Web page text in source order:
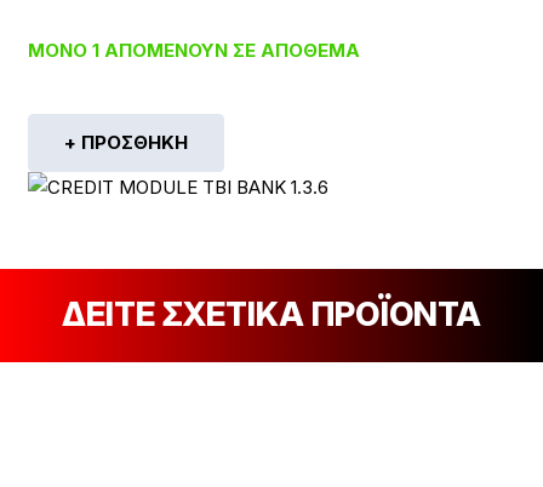
ΜΌΝΟ 1 ΑΠΟΜΈΝΟΥΝ ΣΕ ΑΠΌΘΕΜΑ
+ ΠΡΟΣΘΉΚΗ
ΔΕΙΤΕ ΣΧΕΤΙΚΑ ΠΡΟΪΟΝΤΑ